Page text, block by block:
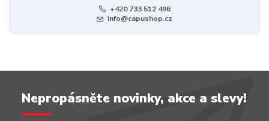
+420 733 512 496
info@capushop.cz
Nepropásněte novinky, akce a slevy!